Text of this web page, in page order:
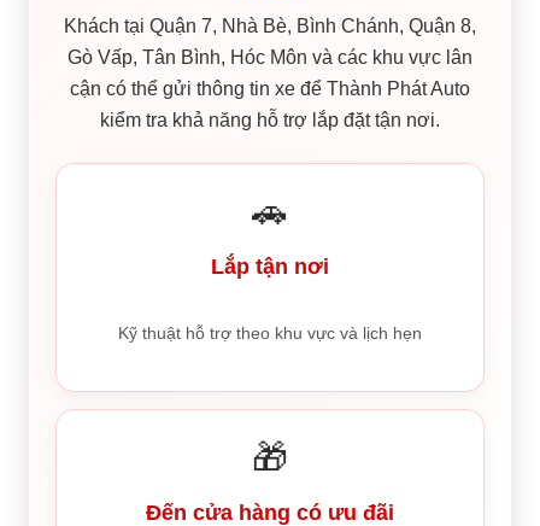
Khách tại Quận 7, Nhà Bè, Bình Chánh, Quận 8,
Gò Vấp, Tân Bình, Hóc Môn và các khu vực lân
cận có thể gửi thông tin xe để Thành Phát Auto
kiểm tra khả năng hỗ trợ lắp đặt tận nơi.
🚗
Lắp tận nơi
Kỹ thuật hỗ trợ theo khu vực và lịch hẹn
🎁
Đến cửa hàng có ưu đãi